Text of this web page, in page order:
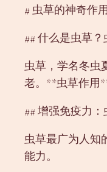
# 虫草的神奇作
## 什么是虫草
虫草，学名冬虫
老。**虫草作用
## 增强免疫力
虫草最广为人知
能力。